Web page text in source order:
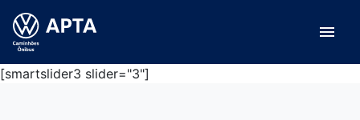
menu
[smartslider3 slider="3"]